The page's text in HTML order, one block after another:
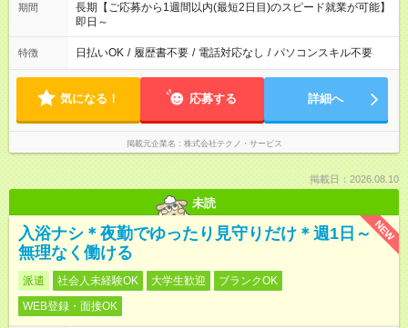
期間
長期【ご応募から1週間以内(最短2日目)のスピード就業が可能】
即日～
特徴 日払いOK / 履歴書不要 / 電話対応なし / パソコンスキル不要
気になる！ 応募する 詳細へ
掲載元企業名 株式会社テクノ・サービス
掲載日：2026.08.10
未読
NEW
入浴ナシ＊夜勤でゆったり見守りだけ＊週1日～
無理なく働ける
派遣 社会人未経験OK 大学生歓迎
ブランクOK
WEB登録・面接OK